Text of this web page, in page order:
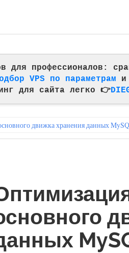
для профессионалов:
VPS по параметрам и
для сайта легко 👉
движка хранения данных